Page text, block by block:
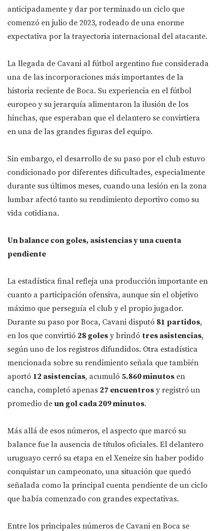
anticipadamente y dar por terminado un ciclo que
comenzó en julio de 2023, rodeado de una enorme
expectativa por la trayectoria internacional del atacante.
La llegada de Cavani al fútbol argentino fue considerada
una de las incorporaciones más importantes de la
historia reciente de Boca. Su experiencia en el fútbol
europeo y su jerarquía alimentaron la ilusión de los
hinchas, que esperaban que el delantero se convirtiera
en una de las grandes figuras del equipo.
Sin embargo, el desarrollo de su paso por el club estuvo
condicionado por diferentes dificultades, especialmente
durante sus últimos meses, cuando una lesión en la zona
lumbar afectó tanto su rendimiento deportivo como su
vida cotidiana.
Un balance con goles, asistencias y una cuenta
pendiente
La estadística final refleja una producción importante en
cuanto a participación ofensiva, aunque sin el objetivo
máximo que perseguía el club y el propio jugador.
Durante su paso por Boca, Cavani disputó 81 partidos,
en los que convirtió 28 goles y brindó tres asistencias,
según uno de los registros difundidos. Otra estadística
mencionada sobre su rendimiento señala que también
aportó 12 asistencias, acumuló 5.860 minutos en
cancha, completó apenas 27 encuentros y registró un
promedio de un gol cada 209 minutos.
Más allá de esos números, el aspecto que marcó su
balance fue la ausencia de títulos oficiales. El delantero
uruguayo cerró su etapa en el Xeneize sin haber podido
conquistar un campeonato, una situación que quedó
señalada como la principal cuenta pendiente de un ciclo
que había comenzado con grandes expectativas.
Entre los principales números de Cavani en Boca se